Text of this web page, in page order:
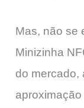
Mas, não se
Minizinha
do mercado,